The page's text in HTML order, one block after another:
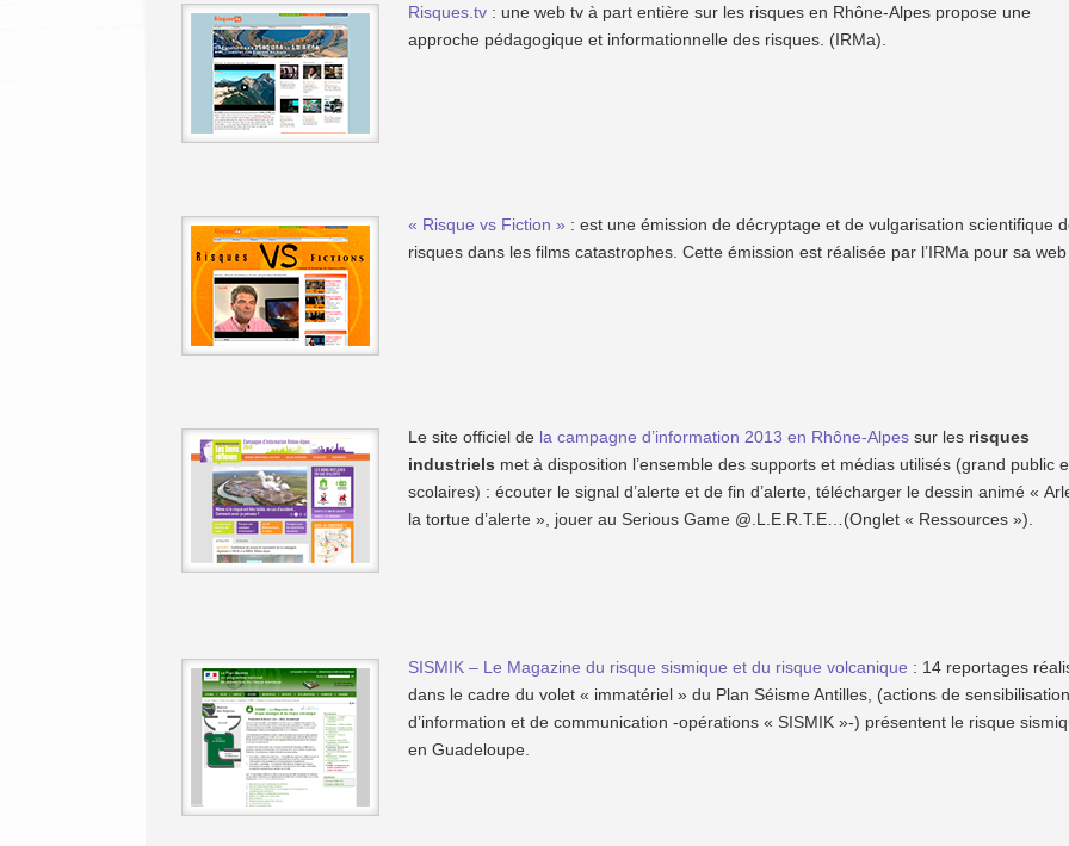
Risques.tv : une web tv à part entière sur les risques en Rhône-Alpes propose une
approche pédagogique et informationnelle des risques. (IRMa).
« Risque vs Fiction » : est une émission de décryptage et de vulgarisation scientifique
risques dans les films catastrophes. Cette émission est réalisée par l’IRMa pour sa web
Le site officiel de la campagne d’information 2013 en Rhône-Alpes sur les risques
industriels met à disposition l’ensemble des supports et médias utilisés (grand public
scolaires) : écouter le signal d’alerte et de fin d’alerte, télécharger le dessin animé «
la tortue d’alerte », jouer au Serious Game @.L.E.R.T.E…(Onglet « Ressources »).
SISMIK – Le Magazine du risque sismique et du risque volcanique : 14 reportages
dans le cadre du volet « immatériel » du Plan Séisme Antilles, (actions de sensibilisation,
d’information et de communication -opérations « SISMIK »-) présentent le risque
en Guadeloupe.